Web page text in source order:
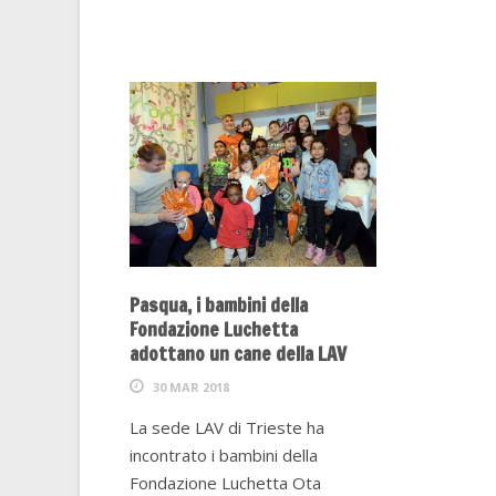
Pasqua, i bambini della
Fondazione Luchetta
adottano un cane della LAV
30 MAR 2018
La sede LAV di Trieste ha
incontrato i bambini della
Fondazione Luchetta Ota